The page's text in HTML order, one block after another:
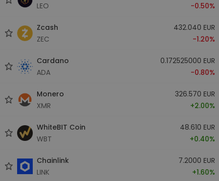
LEO
-0.50%
Zcash
ZEC
432.040 EUR
-1.20%
Cardano
ADA
0.172525000 EUR
-0.80%
Monero
XMR
326.570 EUR
+2.00%
WhiteBIT Coin
WBT
48.610 EUR
+0.40%
Chainlink
LINK
7.2000 EUR
+1.60%